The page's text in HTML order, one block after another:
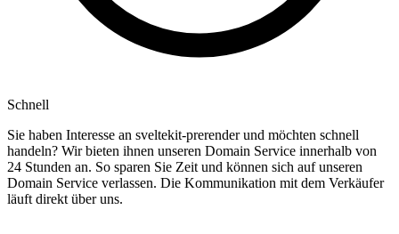
Schnell
Sie haben Interesse an sveltekit-prerender und möchten schnell
handeln? Wir bieten ihnen unseren Domain Service innerhalb von
24 Stunden an. So sparen Sie Zeit und können sich auf unseren
Domain Service verlassen. Die Kommunikation mit dem Verkäufer
läuft direkt über uns.